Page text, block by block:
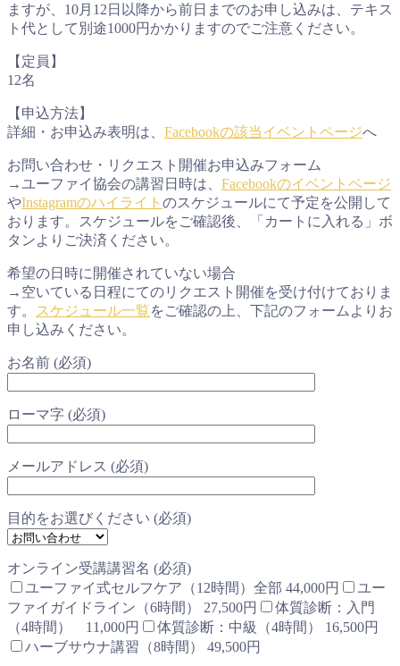
ますが、10月12日以降から前日までのお申し込みは、テキス
ト代として別途1000円かかりますのでご注意ください。
【定員】
12名
【申込方法】
詳細・お申込み表明は、 Facebookの該当イベントページへ
お問い合わせ・リクエスト開催お申込みフォーム
→ユーファイ協会の講習日時は、 Facebookのイベントページ
やInstagramのハイライト のスケジュールにて予定を公開して
おります。スケジュールをご確認後、「カートに入れる」ボ
タンよりご決済ください。
希望の日時に開催されていない場合
→空いている日程にてのリクエスト開催を受け付けておりま
す。 スケジュール一覧をご確認の上、下記のフォームよりお
申し込みください。
お名前 (必須)
ローマ字 (必須)
メールアドレス (必須)
目的をお選びください (必須)
オンライン受講講習名 (必須)
ユーファイ式セルフケア（12時間）全部 44,000円
ユー
ファイガイドライン（6時間） 27,500円
体質診断：入門
（4時間） 11,000円
体質診断：中級（4時間） 16,500円
ハーブサウナ講習（8時間） 49,500円